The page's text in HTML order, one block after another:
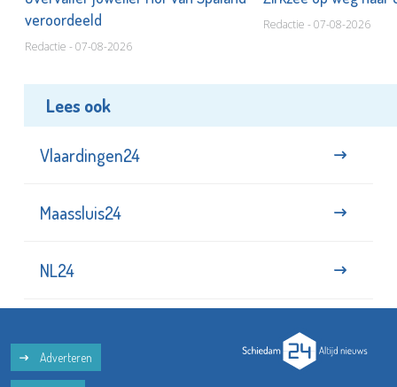
veroordeeld
Redactie - 07-08-2026
Redactie - 07-08-2026
Lees ook
Vlaardingen24
Maassluis24
NL24
Adverteren